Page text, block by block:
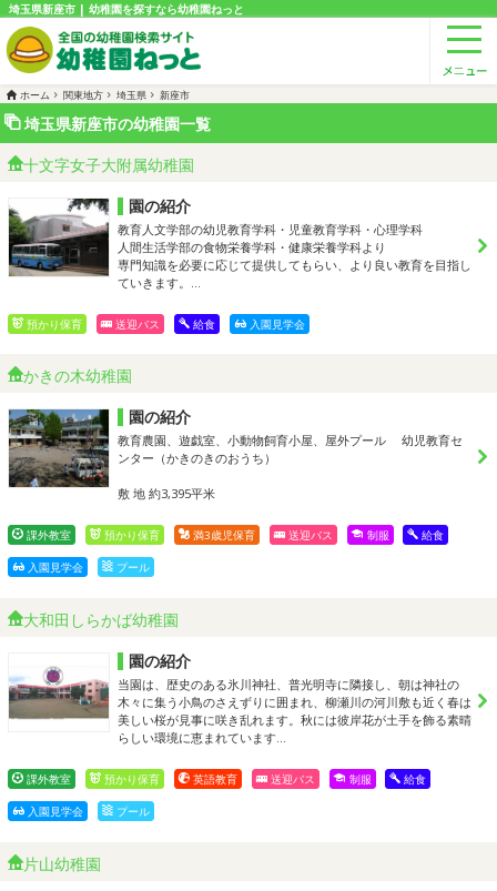
埼玉県新座市 | 幼稚園を探すなら幼稚園ねっと
ホーム 関東地方 埼玉県 新座市
埼玉県新座市の幼稚園一覧
十文字女子大附属幼稚園
園の紹介
教育人文学部の幼児教育学科・児童教育学科・心理学科
人間生活学部の食物栄養学科・健康栄養学科より
専門知識を必要に応じて提供してもらい、より良い教育を目指し
ていきます。…
預かり保育 送迎バス 給食 入園見学会
かきの木幼稚園
園の紹介
教育農園、遊戯室、小動物飼育小屋、屋外プール 幼児教育セ
ンター（かきのきのおうち）
敷 地 約3,395平米
課外教室 預かり保育 満3歳児保育 送迎バス 制服 給食
入園見学会 プール
大和田しらかば幼稚園
園の紹介
当園は、歴史のある氷川神社、普光明寺に隣接し、朝は神社の
木々に集う小鳥のさえずりに囲まれ、柳瀬川の河川敷も近く春は
美しい桜が見事に咲き乱れます。秋には彼岸花が土手を飾る素晴
らしい環境に恵まれています…
課外教室 預かり保育 英語教育 送迎バス 制服 給食
入園見学会 プール
片山幼稚園